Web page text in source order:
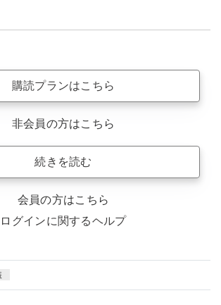
購読プランはこちら
非会員の方はこちら
続きを読む
会員の方はこちら
ログインに関するヘルプ